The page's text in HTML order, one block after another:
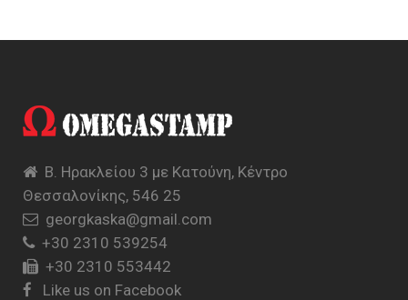
Β. Ηρακλείου 3 με Κατούνη, Κέντρο
Θεσσαλονίκης, 546 25
georgkaska@gmail.com
+30 2310 539254
+30 2310 553442
Like us on Facebook